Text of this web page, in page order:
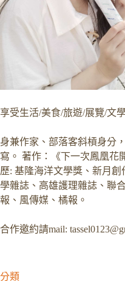
享受生活/美食/旅遊/展覽/文
身兼作家、部落客斜槓身分
寫。 著作：《下一次鳳凰花
歷: 基隆海洋文學獎、新月
學雜誌、高雄護理雜誌、聯
報、風傳媒、橘報。
合作邀約請mail:
分類